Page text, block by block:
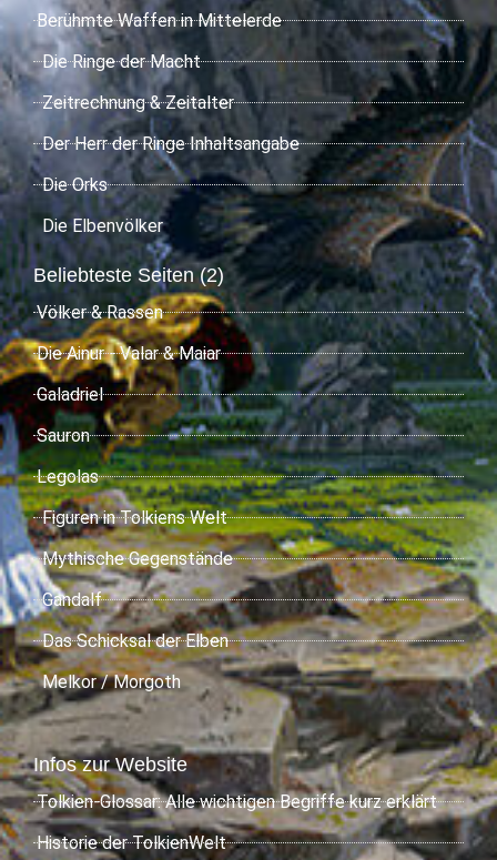
Berühmte Waffen in Mittelerde
Die Ringe der Macht
Zeitrechnung & Zeitalter
Der Herr der Ringe Inhaltsangabe
Die Orks
Die Elbenvölker
Beliebteste Seiten (2)
Völker & Rassen
Die Ainur - Valar & Maiar
Galadriel
Sauron
Legolas
Figuren in Tolkiens Welt
Mythische Gegenstände
Gandalf
Das Schicksal der Elben
Melkor / Morgoth
Infos zur Website
Tolkien-Glossar: Alle wichtigen Begriffe kurz erklärt
Historie der TolkienWelt